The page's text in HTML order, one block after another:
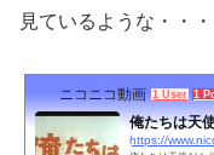
見ているような・・・
ニコニコ動画 1 User 1
俺たちは天
https://